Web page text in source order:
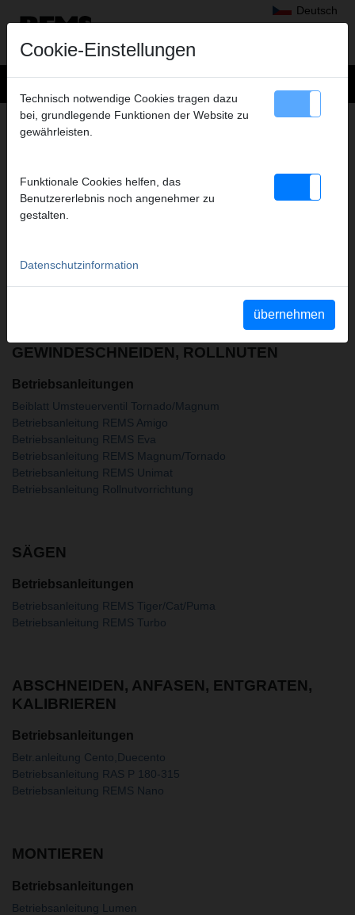
Deutsch
MEDIEN– BETRIEBSANLEITUNGEN
Betriebsanleitungen
Teileverzeichnisse
Sicherheitsdatenblätter
YouTube Videos
Videos
GEWINDESCHNEIDEN, ROLLNUTEN
Betriebsanleitungen
Beiblatt Umsteuerventil Tornado/Magnum
Betriebsanleitung REMS Amigo
Betriebsanleitung REMS Eva
Betriebsanleitung REMS Magnum/Tornado
Betriebsanleitung REMS Unimat
Betriebsanleitung Rollnutvorrichtung
SÄGEN
Betriebsanleitungen
Betriebsanleitung REMS Tiger/Cat/Puma
Betriebsanleitung REMS Turbo
ABSCHNEIDEN, ANFASEN, ENTGRATEN,
KALIBRIEREN
Betriebsanleitungen
Betr.anleitung Cento,Duecento
Betriebsanleitung RAS P 180-315
Betriebsanleitung REMS Nano
MONTIEREN
Betriebsanleitungen
Betriebsanleitung Lumen
Cookie-Einstellungen
Technisch notwendige Cookies tragen dazu
bei, grundlegende Funktionen der Website zu
gewährleisten.
Funktionale Cookies helfen, das
Benutzererlebnis noch angenehmer zu
gestalten.
Datenschutzinformation
übernehmen